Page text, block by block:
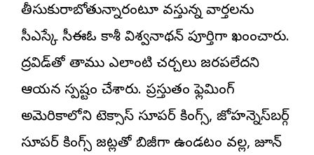
తీసుకురాబోతున్నారంటూ వస్తున్న వార్తలను
సీఎస్కే సీఈఓ కాశీ విశ్వనాథన్ పూర్తిగా ఖండించారు.
ద్రవిడ్‌తో తాము ఎలాంటి చర్చలు జరపలేదని
ఆయన స్పష్టం చేశారు. ప్రస్తుతం ఫ్లెమింగ్
అమెరికాలోని టెక్సాస్ సూపర్ కింగ్స్, జోహన్నెస్‌బర్గ్
సూపర్ కింగ్స్ జట్లతో బిజీగా ఉండటం వల్ల, జూన్